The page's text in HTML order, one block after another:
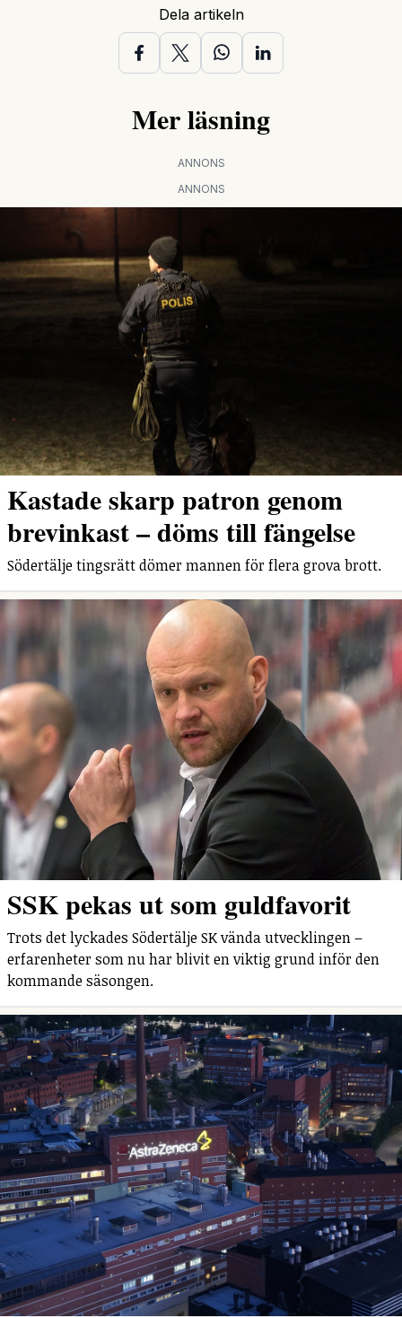
Dela artikeln
Mer läsning
ANNONS
ANNONS
Kastade skarp patron genom
brevinkast – döms till fängelse
Södertälje tingsrätt dömer mannen för flera grova brott.
SSK pekas ut som guldfavorit
Trots det lyckades Södertälje SK vända utvecklingen –
erfarenheter som nu har blivit en viktig grund inför den
kommande säsongen.